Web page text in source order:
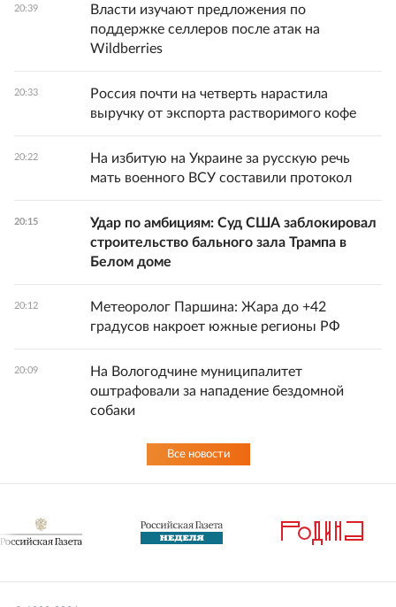
20:39
Власти изучают предложения по
поддержке селлеров после атак на
Wildberries
20:33
Россия почти на четверть нарастила
выручку от экспорта растворимого кофе
20:22
На избитую на Украине за русскую речь
мать военного ВСУ составили протокол
20:15
Удар по амбициям: Суд США заблокировал
строительство бального зала Трампа в
Белом доме
20:12
Метеоролог Паршина: Жара до +42
градусов накроет южные регионы РФ
20:09
На Вологодчине муниципалитет
оштрафовали за нападение бездомной
собаки
Все новости